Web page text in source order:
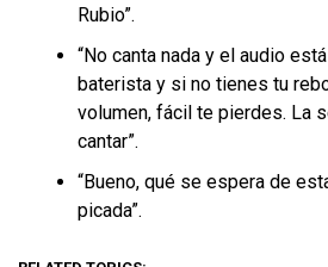
Rubio”.
“No canta nada y el audio
baterista y si no tienes tu
volumen, fácil te pierdes. La
cantar”.
“Bueno, qué se espera de
picada”.